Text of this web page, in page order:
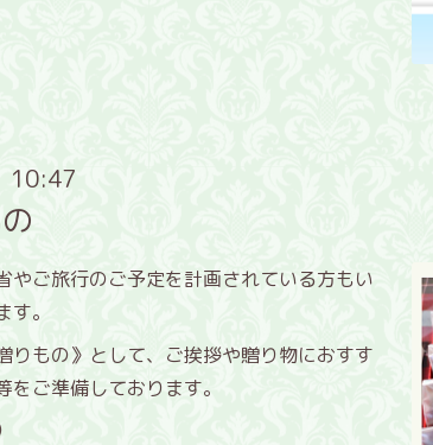
10:47
の
やご旅行のご予定を計画されている方もい
。
りもの》として、ご挨拶や贈り物におすす
をご準備しております。